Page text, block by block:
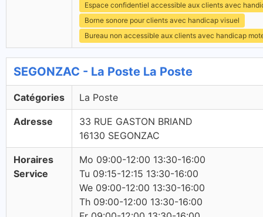
Espace confidentiel accessible aux clients avec
Borne sonore pour clients avec handicap visuel
Bureau non accessible aux clients avec handicap
SEGONZAC - La Poste La Poste
Catégories La Poste
Adresse
33 RUE GASTON BRIAND
16130 SEGONZAC
Horaires
Service
Mo 09:00-12:00 13:30-16:00
Tu 09:15-12:15 13:30-16:00
We 09:00-12:00 13:30-16:00
Th 09:00-12:00 13:30-16:00